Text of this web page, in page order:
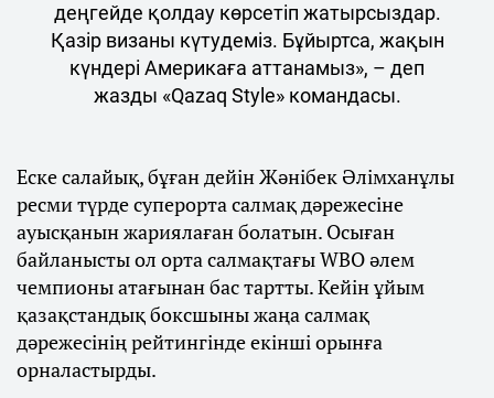
деңгейде қолдау көрсетіп жатырсыздар.
Қазір визаны күтудеміз. Бұйыртса, жақын
күндері Америкаға аттанамыз», – деп
жазды «Qazaq Style» командасы.
Еске салайық, бұған дейін Жәнібек Әлімханұлы
ресми түрде суперорта салмақ дәрежесіне
ауысқанын жариялаған болатын. Осыған
байланысты ол орта салмақтағы WBO әлем
чемпионы атағынан бас тартты. Кейін ұйым
қазақстандық боксшыны жаңа салмақ
дәрежесінің рейтингінде екінші орынға
орналастырды.